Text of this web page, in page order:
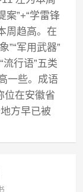
案”+“学雷锋
周趋高。在
”“军用武器”
流行语”五类
一些。成语
位在安徽省
方早已被